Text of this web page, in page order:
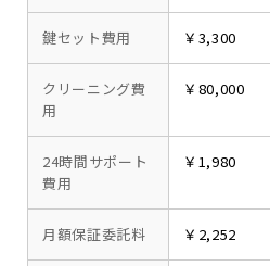
鍵セット費用 ￥3,300
クリーニング費
用
￥80,000
24時間サポート
費用
￥1,980
月額保証委託料 ￥2,252